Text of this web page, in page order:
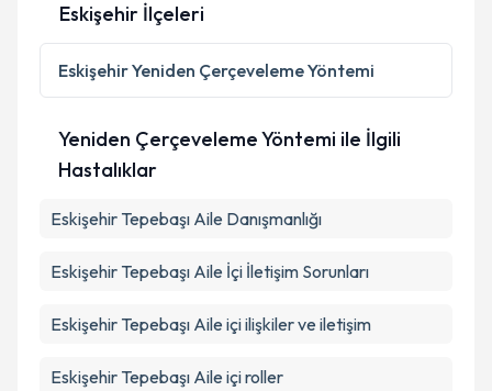
Eskişehir İlçeleri
EskişehirYeniden Çerçeveleme Yöntemi
Yeniden Çerçeveleme Yöntemi ile İlgili
Hastalıklar
Eskişehir Tepebaşı Aile Danışmanlığı
Eskişehir Tepebaşı Aile İçi İletişim Sorunları
Eskişehir Tepebaşı Aile içi ilişkiler ve iletişim
Eskişehir Tepebaşı Aile içi roller